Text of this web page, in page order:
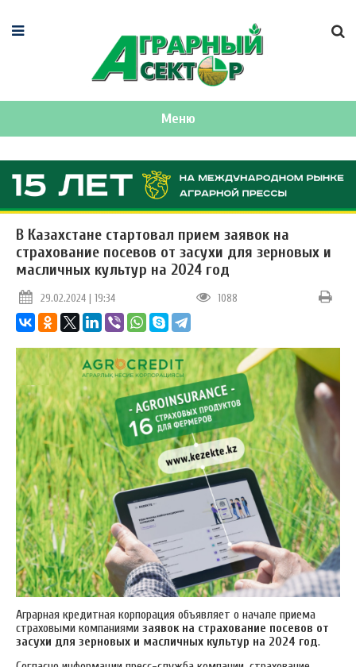
Меню
В Казахстане стартовал прием заявок на
страхование посевов от засухи для зерновых и
масличных культур на 2024 год
29.02.2024 | 19:34 1088
Аграрная кредитная корпорация объявляет о начале приема
страховыми компаниями заявок на страхование посевов от
засухи для зерновых и масличных культур на 2024 год.